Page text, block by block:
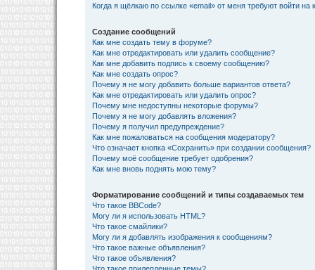
Когда я щёлкаю по ссылке «email» от меня требуют войти на
Создание сообщений
Как мне создать тему в форуме?
Как мне отредактировать или удалить сообщение?
Как мне добавить подпись к своему сообщению?
Как мне создать опрос?
Почему я не могу добавить больше вариантов ответа?
Как мне отредактировать или удалить опрос?
Почему мне недоступны некоторые форумы?
Почему я не могу добавлять вложения?
Почему я получил предупреждение?
Как мне пожаловаться на сообщения модератору?
Что означает кнопка «Сохранить» при создании сообщения?
Почему моё сообщение требует одобрения?
Как мне вновь поднять мою тему?
Форматирование сообщений и типы создаваемых тем
Что такое BBCode?
Могу ли я использовать HTML?
Что такое смайлики?
Могу ли я добавлять изображения к сообщениям?
Что такое важные объявления?
Что такое объявления?